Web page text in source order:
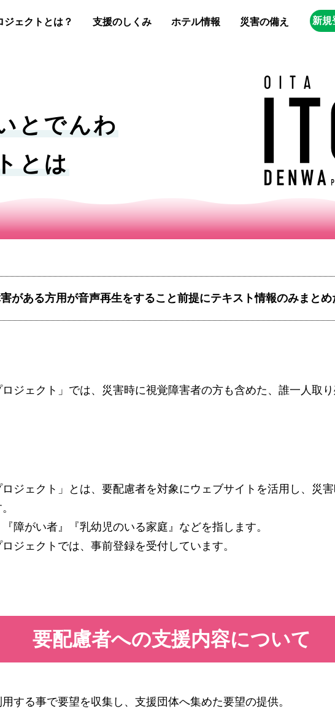
新規
ジェクトとは？ 支援のしくみ ホテル情報 災害の備え
とでんわ
とは
がある方用が音声再生をすること前提にテキスト情報のみまとめ
ロジェクト」では、災害時に視覚障害者の方も含めた、誰一人取
ロジェクト」とは、要配慮者を対象にウェブサイトを活用し、災
障がい者』『乳幼児のいる家庭』などを指します。
ジェクトでは、事前登録を受付しています。
要配慮者への支援内容について
する事で要望を収集し、支援団体へ集めた要望の提供。